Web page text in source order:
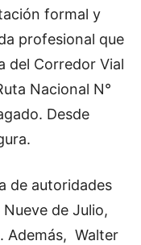
formal y
profesional que
del Corredor Vial
Nacional N°
Desde
de autoridades
de Julio,
Además, Walter